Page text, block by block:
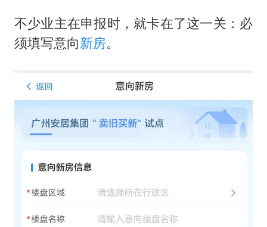
不少业主在申报时，就卡在了这一关：必
须填写意向新房。